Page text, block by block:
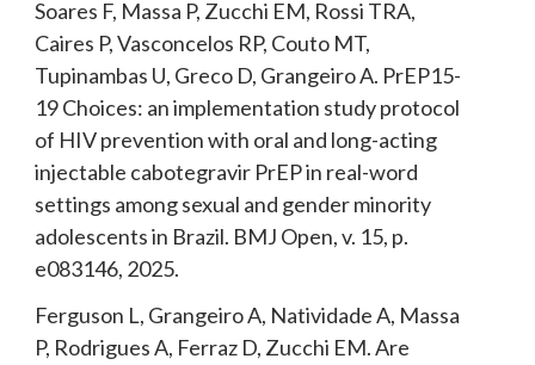
Soares F, Massa P, Zucchi EM, Rossi TRA,
Caires P, Vasconcelos RP, Couto MT,
Tupinambas U, Greco D, Grangeiro A. PrEP15-
19 Choices: an implementation study protocol
of HIV prevention with oral and long-acting
injectable cabotegravir PrEP in real-word
settings among sexual and gender minority
adolescents in Brazil. BMJ Open, v. 15, p.
e083146, 2025.
Ferguson L, Grangeiro A, Natividade A, Massa
P, Rodrigues A, Ferraz D, Zucchi EM. Are